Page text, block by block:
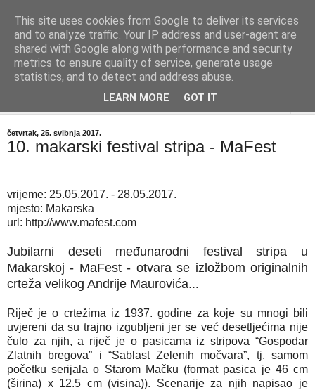
"Kvaka"
Časopis za književnost ISSN 2459-5632
četvrtak, 25. svibnja 2017.
10. makarski festival stripa - MaFest
vrijeme: 25.05.2017. - 28.05.2017.
mjesto: Makarska
url: http://www.mafest.com
Jubilarni deseti međunarodni festival stripa u
Makarskoj - MaFest - otvara se izložbom originalnih
crteža velikog Andrije Maurovića...
Riječ je o crtežima iz 1937. godine za koje su mnogi bili
uvjereni da su trajno izgubljeni jer se već desetljećima nije
čulo za njih, a riječ je o pasicama iz stripova “Gospodar
Zlatnih bregova” i “Sablast Zelenih močvara”, tj. samom
početku serijala o Starom Mačku (format pasica je 46 cm
(širina) x 12.5 cm (visina)). Scenarije za njih napisao je
This site uses cookies from Google to deliver its services
and to analyze traffic. Your IP address and user-agent are
shared with Google along with performance and security
metrics to ensure quality of service, generate usage
statistics, and to detect and address abuse.
LEARN MORE GOT IT